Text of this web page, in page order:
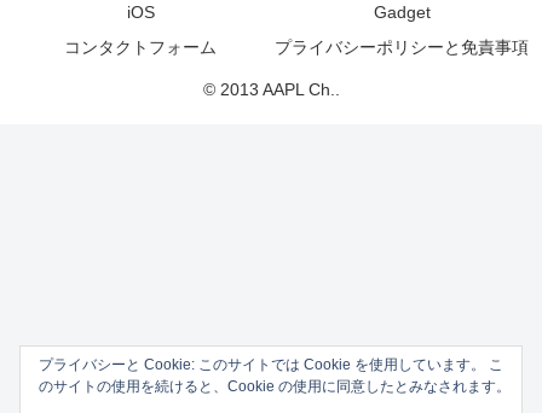
iOS
Gadget
コンタクトフォーム
プライバシーポリシーと免責事項
© 2013 AAPL Ch..
プライバシーと Cookie: このサイトでは Cookie を使用しています。 こ
のサイトの使用を続けると、Cookie の使用に同意したとみなされます。